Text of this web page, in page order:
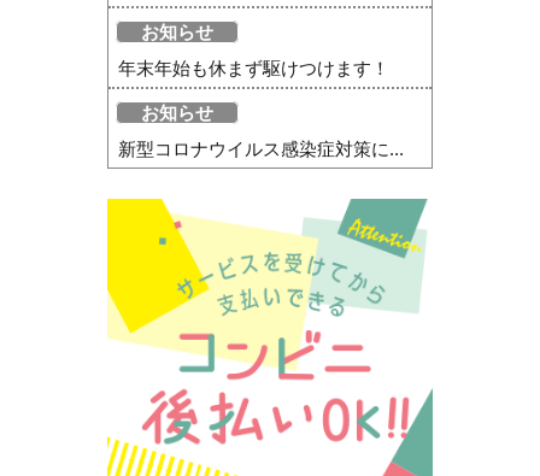
お知らせ
年末年始も休まず駆けつけます！
お知らせ
新型コロナウイルス感染症対策に...